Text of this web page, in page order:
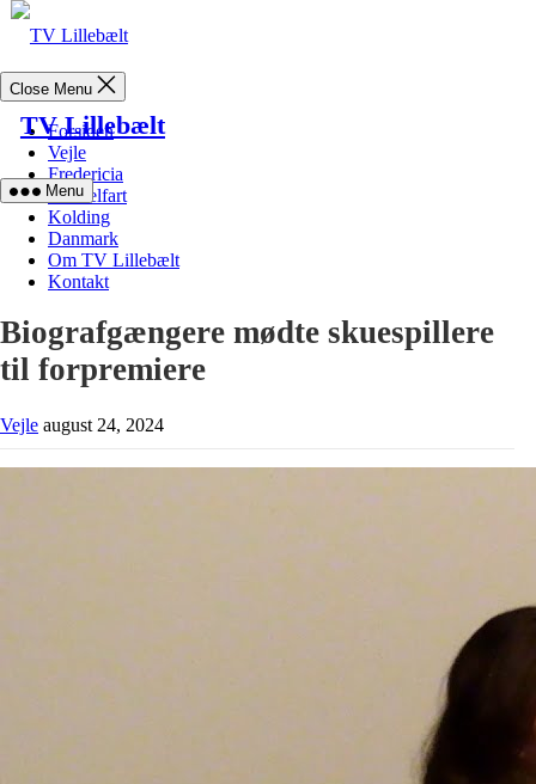
Skip
TV Lillebælt
Menu
Close Menu
Forsiden
Vejle
Fredericia
Middelfart
Kolding
Danmark
Om TV Lillebælt
Kontakt
Biografgængere mødte skuespillere
til forpremiere
Vejle august 24, 2024